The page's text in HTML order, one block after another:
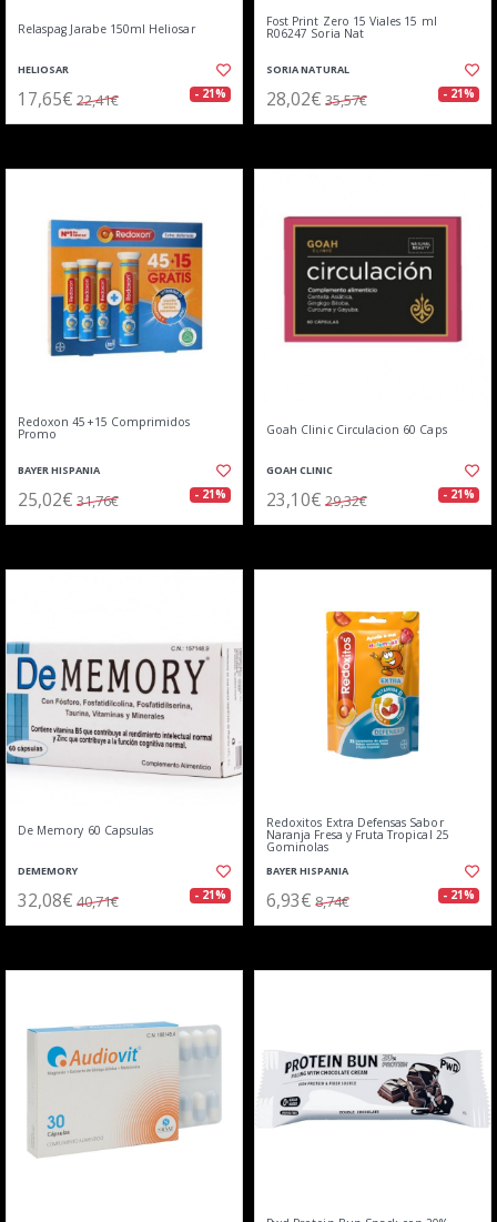
Relaspag Jarabe 150ml Heliosar
HELIOSAR
17,65€ 22,41€ - 21%
Fost Print Zero 15 Viales 15 ml
R06247 Soria Nat
SORIA NATURAL
28,02€ 35,57€ - 21%
Redoxon 45+15 Comprimidos
Promo
BAYER HISPANIA
25,02€ 31,76€ - 21%
Goah Clinic Circulacion 60 Caps
GOAH CLINIC
23,10€ 29,32€ - 21%
De Memory 60 Capsulas
DEMEMORY
32,08€ 40,71€ - 21%
Redoxitos Extra Defensas Sabor
Naranja Fresa y Fruta Tropical 25
Gominolas
BAYER HISPANIA
6,93€ 8,74€ - 21%